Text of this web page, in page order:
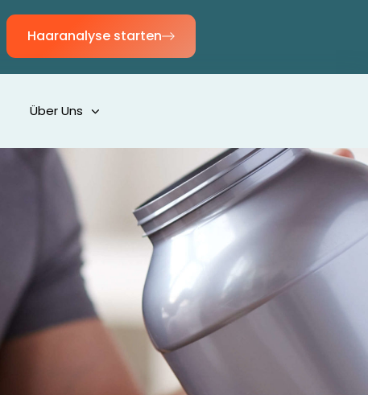
Haaranalyse starten
Über Uns